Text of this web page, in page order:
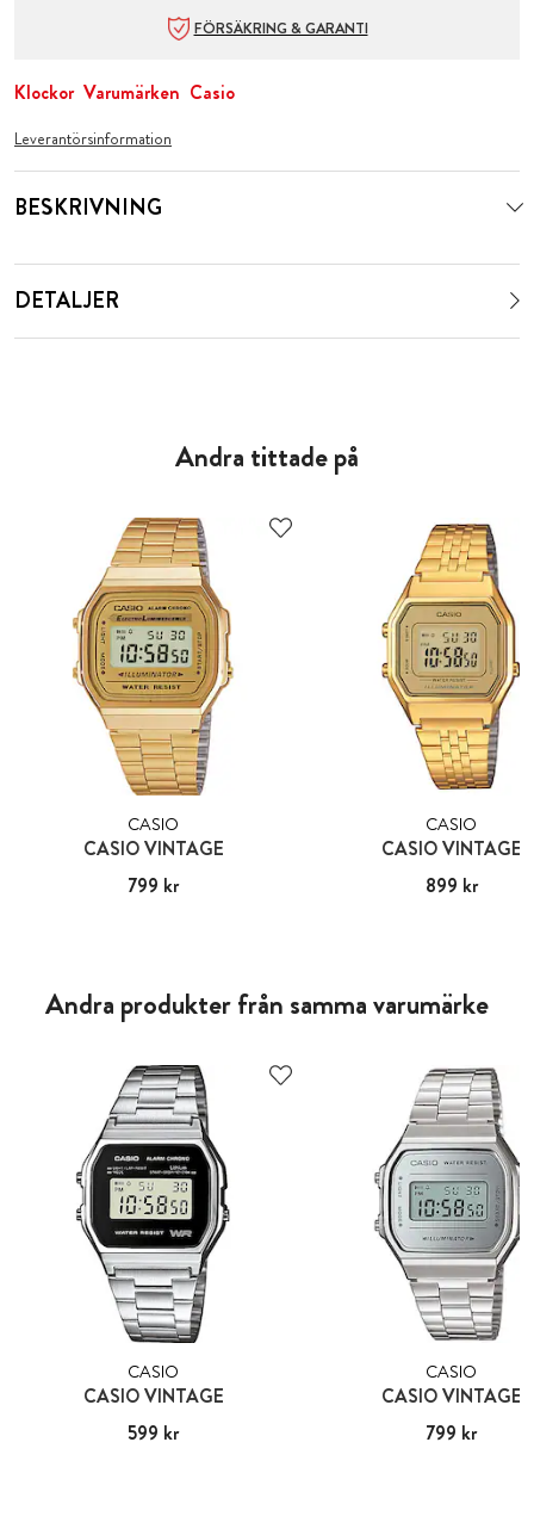
FÖRSÄKRING & GARANTI
Klockor Varumärken Casio
Leverantörsinformation
BESKRIVNING
DETALJER
Andra tittade på
CASIO
CASIO VINTAGE
Pris:799 kr
799 kr
CASIO
CASIO VINTAGE
Pris:899 kr
899 kr
Andra produkter från samma varumärke
CASIO
CASIO VINTAGE
Pris:599 kr
599 kr
CASIO
CASIO VINTAGE
Pris:799 kr
799 kr